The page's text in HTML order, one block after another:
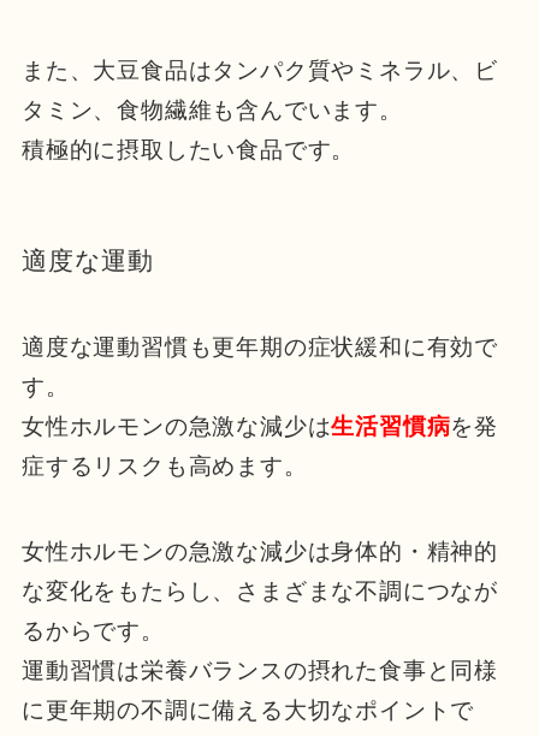
また、大豆食品はタンパク質やミネラル、ビ
タミン、食物繊維も含んでいます。
積極的に摂取したい食品です。
適度な運動
適度な運動習慣も更年期の症状緩和に有効で
す。
女性ホルモンの急激な減少は生活習慣病を発
症するリスクも高めます。
女性ホルモンの急激な減少は身体的・精神的
な変化をもたらし、さまざまな不調につなが
るからです。
運動習慣は栄養バランスの摂れた食事と同様
に更年期の不調に備える大切なポイントで